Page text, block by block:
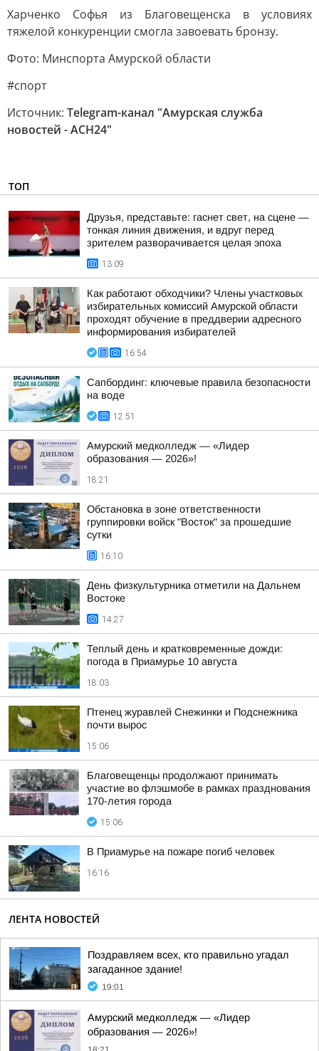
Харченко Софья из Благовещенска в условиях
тяжелой конкуренции смогла завоевать бронзу.
Фото: Минспорта Амурской области
#спорт
Источник: Telegram-канал "Амурская служба
новостей - АСН24"
ТОП
Друзья, представьте: гаснет свет, на сцене —
тонкая линия движения, и вдруг перед
зрителем разворачивается целая эпоха
13:09
Как работают обходчики? Члены участковых
избирательных комиссий Амурской области
проходят обучение в преддверии адресного
информирования избирателей
16:54
Сапбординг: ключевые правила безопасности
на воде
12:51
Амурский медколледж — «Лидер
образования — 2026»!
18:21
Обстановка в зоне ответственности
группировки войск "Восток" за прошедшие
сутки
16:10
День физкультурника отметили на Дальнем
Востоке
14:27
Теплый день и кратковременные дожди:
погода в Приамурье 10 августа
18:03
Птенец журавлей Снежинки и Подснежника
почти вырос
15:06
Благовещенцы продолжают принимать
участие во флэшмобе в рамках празднования
170-летия города
15:06
В Приамурье на пожаре погиб человек
16:16
ЛЕНТА НОВОСТЕЙ
Поздравляем всех, кто правильно угадал
загаданное здание!
19:01
Амурский медколледж — «Лидер
образования — 2026»!